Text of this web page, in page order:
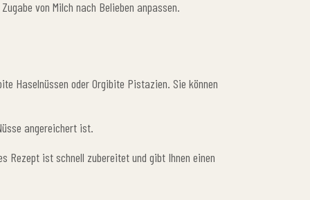
von Milch nach Belieben anpassen.
Haselnüssen oder Orgibite Pistazien. Sie können
angereichert ist.
Rezept ist schnell zubereitet und gibt Ihnen einen